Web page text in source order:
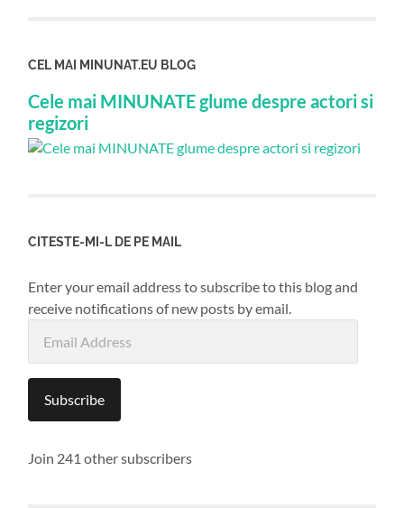
CEL MAI MINUNAT.EU BLOG
Cele mai MINUNATE glume despre actori si
regizori
CITESTE-MI-L DE PE MAIL
Enter your email address to subscribe to this blog and
receive notifications of new posts by email.
Address
Subscribe
Join 241 other subscribers